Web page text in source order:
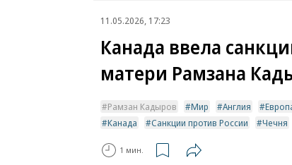
11.05.2026, 17:23
Канада ввела
матери Рамзана
Рамзан Кадыров Мир Англия
Канада
Санкции против России Чечня
1 мин.